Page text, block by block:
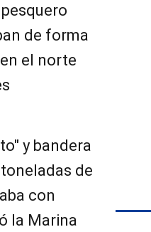
de forma
el norte
y bandera
de
con
la Marina